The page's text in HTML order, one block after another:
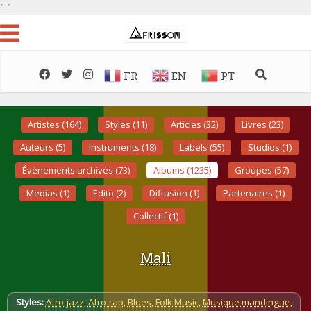
" "
FR EN PT
Artistes (164) Styles (11) Articles (32)
Livres (23)
Auteurs (5)
Instruments (18) Labels (55)
Studios (1)
Événements archivés (73)
Albums (1235)
Groupes (57)
Medias (1)
Edito (2) Diffusion (1)
Partenaires (1)
Collectif (1)
Mali
Styles:Afro-jazz,Afro-rap, Blues, Folk Music, Musique mandingue,